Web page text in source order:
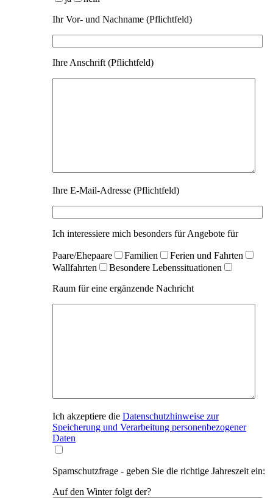
Ihr Vor- und Nachname (Pflichtfeld)
Ihre Anschrift (Pflichtfeld)
Ihre E-Mail-Adresse (Pflichtfeld)
Ich interessiere mich besonders für Angebote für
Paare/Ehepaare Familien
Ferien und Fahrten
Wallfahrten
Besondere Lebenssituationen
Raum für eine ergänzende Nachricht
Ich akzeptiere die Datenschutzhinweise zur
Speicherung und Verarbeitung personenbezogener
Daten
Spamschutzfrage - geben Sie die richtige Jahreszeit ein:
Auf den Winter folgt der?